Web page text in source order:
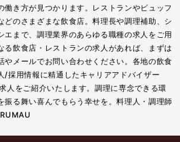
働き方が見つかります。レストランやビュッフ
どのさまざまな飲食店。料理長や調理補助、シ
エまで、調理業界のあらゆる職種の求人をご用
る飲食店・レストランの求人があれば、まずは
やメールでお問い合わせください。各地の飲食
/採用情報に精通したキャリアアドバイザー
人をご紹介いたします。調理に専念できる環
振る舞い喜んでもらう幸せを。料理人・調理師